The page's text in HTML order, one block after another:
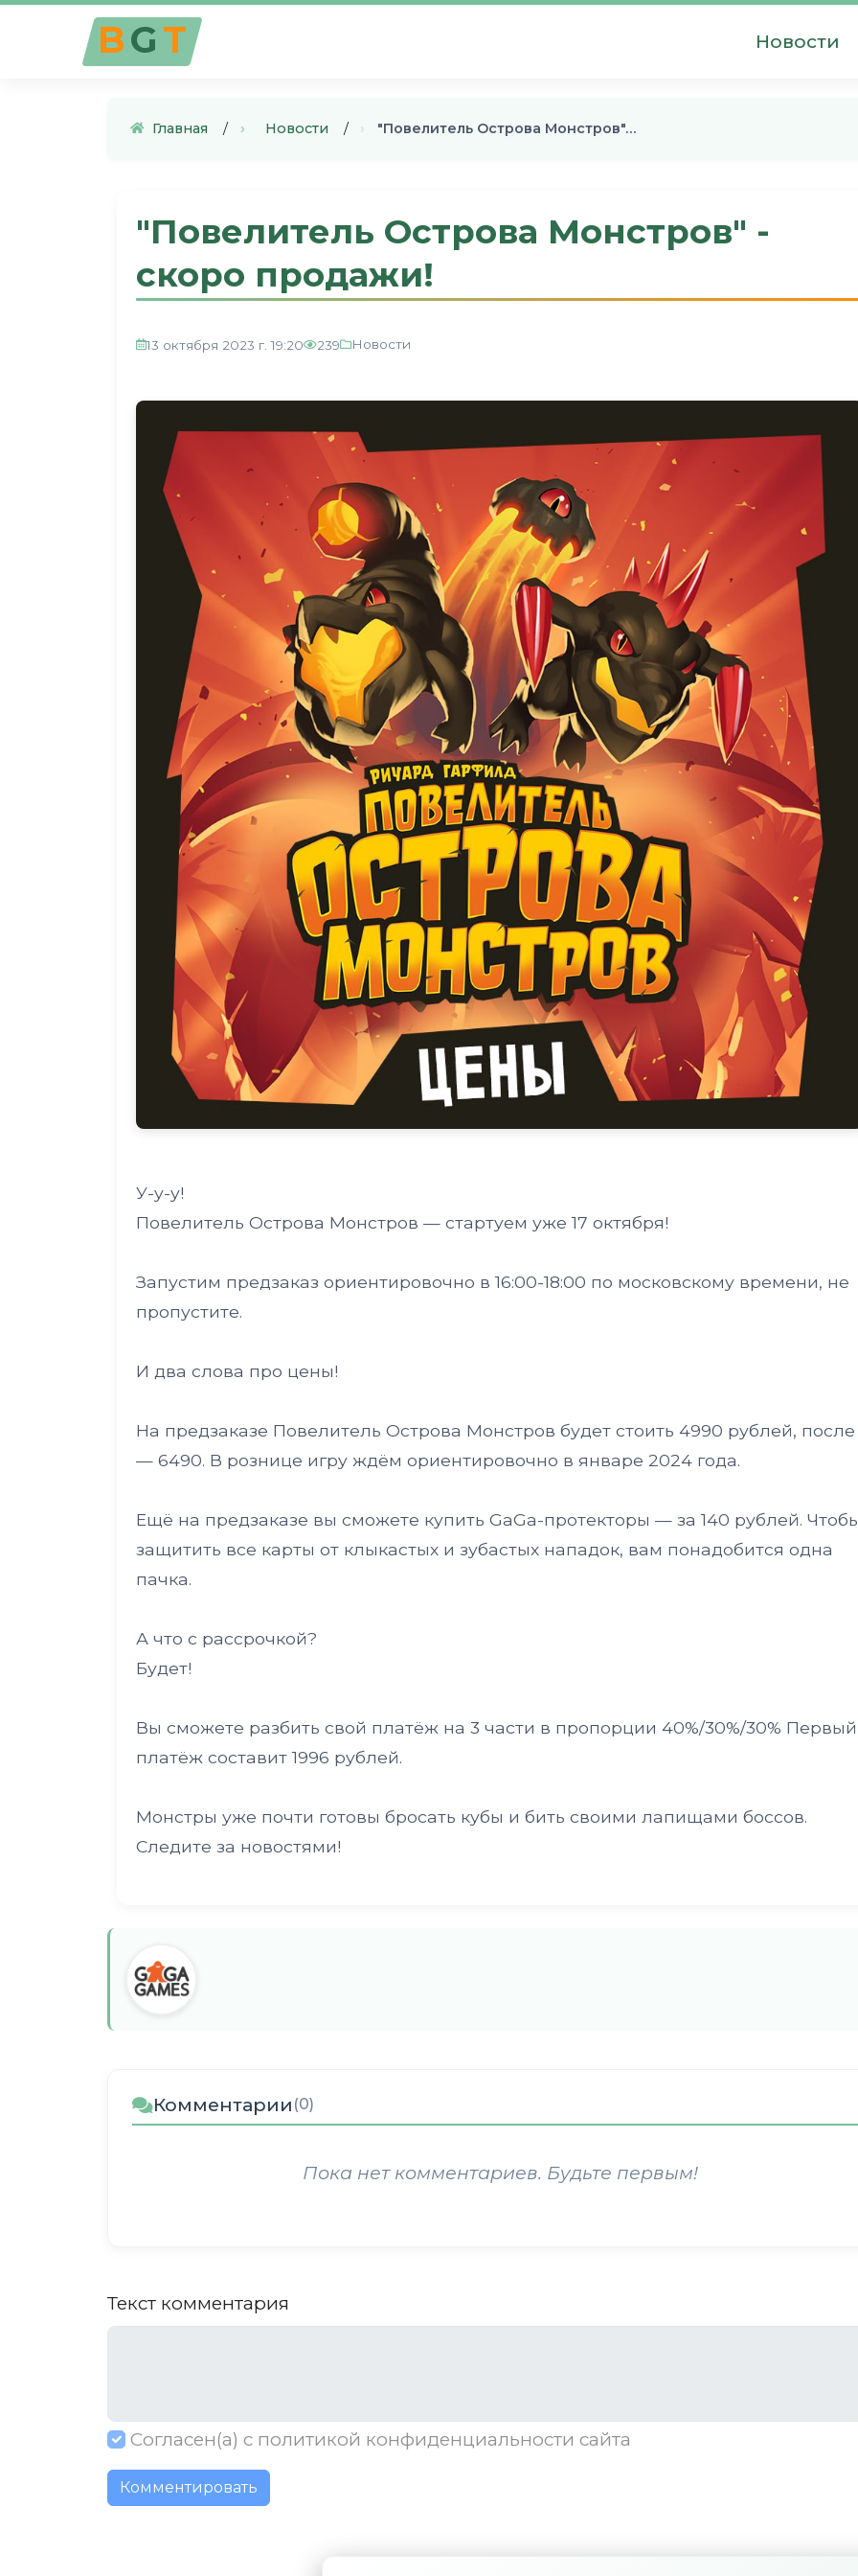
BGT Новости
Главная › Новости › "Повелитель Острова Монстров"…
"Повелитель Острова Монстров" -
скоро продажи!
13 октября 2023 г. 19:20 239 Новости
У-у-у!
Повелитель Острова Монстров — стартуем уже 17 октября!
Запустим предзаказ ориентировочно в 16:00-18:00 по московскому времени, не
пропустите.
И два слова про цены!
На предзаказе Повелитель Острова Монстров будет стоить 4990 рублей, после
— 6490. В рознице игру ждём ориентировочно в январе 2024 года.
Ещё на предзаказе вы сможете купить GaGa-протекторы — за 140 рублей.
защитить все карты от клыкастых и зубастых нападок, вам понадобится одна
пачка.
А что с рассрочкой?
Будет!
Вы сможете разбить свой платёж на 3 части в пропорции 40%/30%/30% Первый
платёж составит 1996 рублей.
Монстры уже почти готовы бросать кубы и бить своими лапищами боссов.
Следите за новостями!
Комментарии (0)
Пока нет комментариев. Будьте первым!
Текст комментария
Согласен(а) с политикой конфиденциальности сайта
Комментировать